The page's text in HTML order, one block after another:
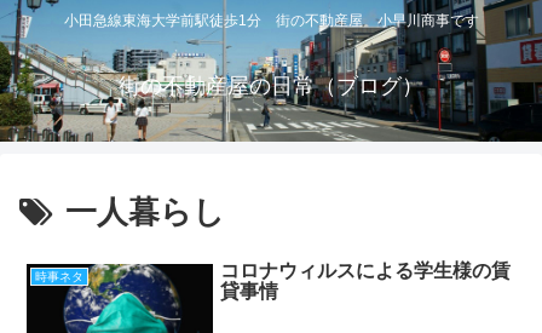
小田急線東海大学前駅徒歩1分 街の不動産屋 小早川商事です
街の不動産屋の日常（ブログ）
一人暮らし
時事ネタ
コロナウィルスによる学生様の賃
貸事情